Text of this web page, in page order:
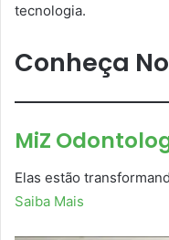
tecnologia.
Conheça
MiZ
Elas estão
Saiba Mais